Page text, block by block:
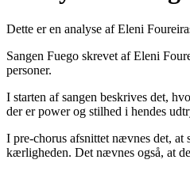
Dette er en analyse af Eleni
Sangen Fuego skrevet af Eleni
personer.
I starten af sangen beskrives det,
der er power og stilhed i hendes
I pre-chorus afsnittet nævnes det,
kærligheden. Det nævnes også, at